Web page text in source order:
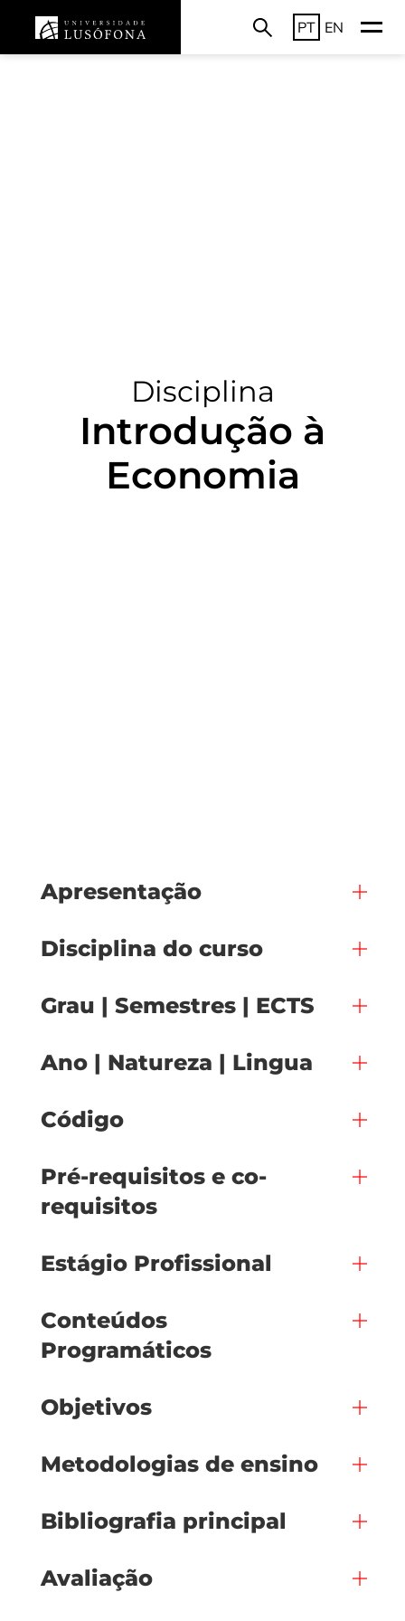
PT EN
Disciplina
Introdução à
Economia
Apresentação
Disciplina do curso
Grau | Semestres | ECTS
Ano | Natureza | Lingua
Código
Pré-requisitos e co-
requisitos
Estágio Profissional
Conteúdos
Programáticos
Objetivos
Metodologias de ensino
Bibliografia principal
Avaliação